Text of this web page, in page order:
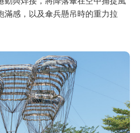
滿感，以及傘兵懸吊時的重力拉